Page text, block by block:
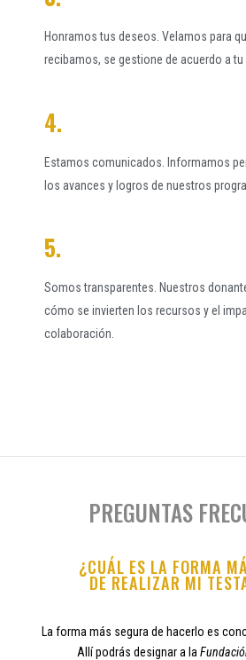
Honramos tus deseos. Velamos para
recibamos, se gestione de acuerdo a tu
4.
Estamos comunicados. Informamos
los avances y logros de nuestros
5.
Somos transparentes. Nuestros
cómo se invierten los recursos y el
colaboración.
PREGUNTAS
¿CUÁL ES LA FORMA
DE REALIZAR MI
La forma más segura de hacerlo es
Allí podrás designar a la